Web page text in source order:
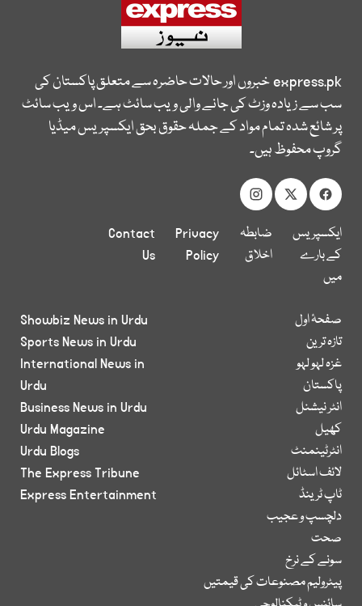
express.pkخبروں اور حالات حاضرہ سے متعلق پاکستان کی
سب سے زیادہ وزٹ کی جانے والی ویب سائٹ ہے۔ اس ویب سائٹ
پر شائع شدہ تمام مواد کے جملہ حقوق بحق ایکسپریس میڈیا
گروپ محفوظ ہیں۔
ایکسپریس
کے بارے
میں
ضابطہ
اخلاق
Privacy
Policy
Contact
Us
صفحۂ اول
تازہ ترین
غزہ لہو لہو
پاکستان
انٹر نیشنل
کھیل
انٹرٹینمنٹ
لائف اسٹائل
ٹاپ ٹرینڈ
دلچسپ و عجیب
صحت
سونے کے نرخ
پیٹرولیم مصنوعات کی قیمتیں
Showbiz News in Urdu
Sports News in Urdu
International News in
Urdu
Business News in Urdu
Urdu Magazine
Urdu Blogs
The Express Tribune
Express Entertainment